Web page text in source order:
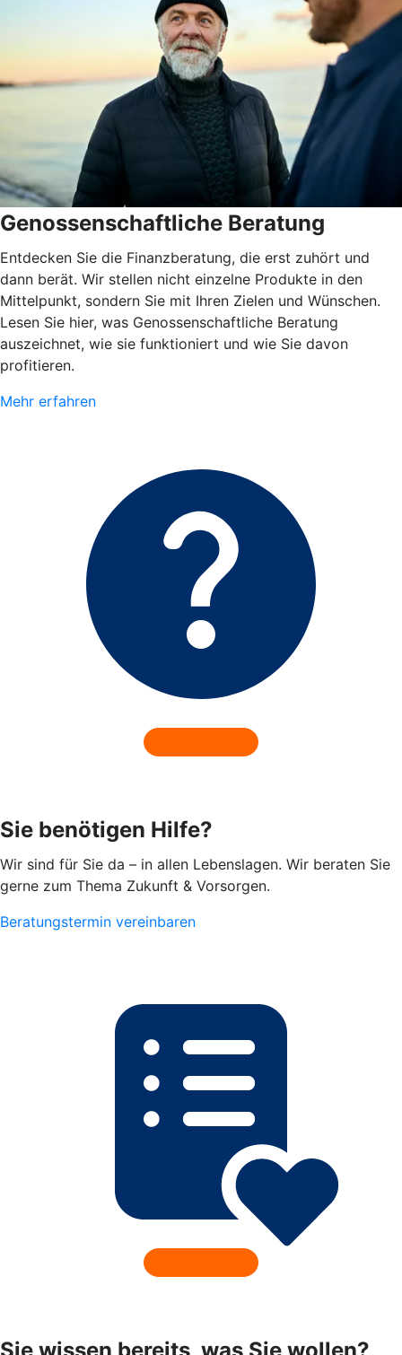
Genossenschaftliche Beratung
Entdecken Sie die Finanzberatung, die erst zuhört und
dann berät. Wir stellen nicht einzelne Produkte in den
Mittelpunkt, sondern Sie mit Ihren Zielen und Wünschen.
Lesen Sie hier, was Genossenschaftliche Beratung
auszeichnet, wie sie funktioniert und wie Sie davon
profitieren.
Mehr erfahren
Sie benötigen Hilfe?
Wir sind für Sie da – in allen Lebenslagen. Wir beraten Sie
gerne zum Thema Zukunft & Vorsorgen.
Beratungstermin vereinbaren